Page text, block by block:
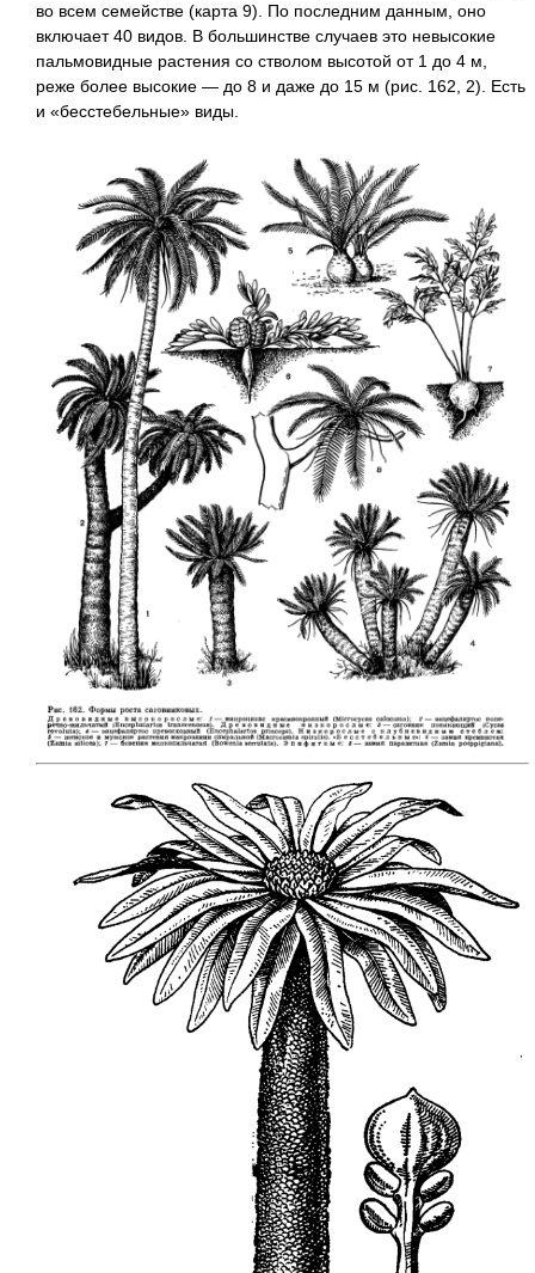
во всем семействе (карта 9). По последним данным, оно
включает 40 видов. В большинстве случаев это невысокие
пальмовидные растения со стволом высотой от 1 до 4 м,
реже более высокие — до 8 и даже до 15 м (рис. 162, 2). Есть
и «бесстебельные» виды.